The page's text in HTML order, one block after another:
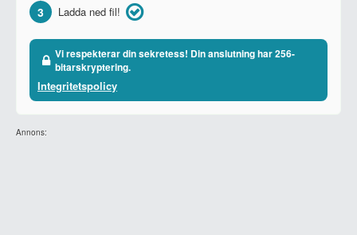
3 Ladda ned fil!
Vi respekterar din sekretess! Din anslutning har 256-
bitarskryptering.
Integritetspolicy
Annons: